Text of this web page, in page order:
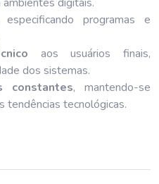
especificando programas e
aos usuários finais,
dos sistemas.
constantes, mantendo-se
tendências tecnológicas.